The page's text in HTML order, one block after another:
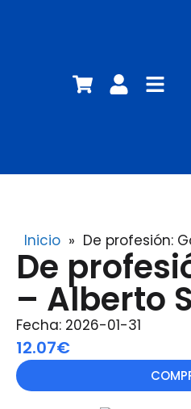
Inicio » De profesión:
De
– Alberto
Fecha: 2026-01-31
12.07€